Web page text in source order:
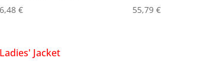
€ 55,79€